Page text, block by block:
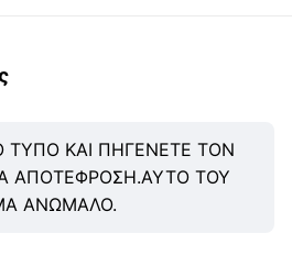
ΤΥΠΟ ΚΑΙ ΠΗΓΕΝΕΤΕ ΤΟΝ
ΑΠΟΤΕΦΡΟΣΗ.ΑΥΤΟ ΤΟΥ
ΑΝΩΜΑΛΟ.